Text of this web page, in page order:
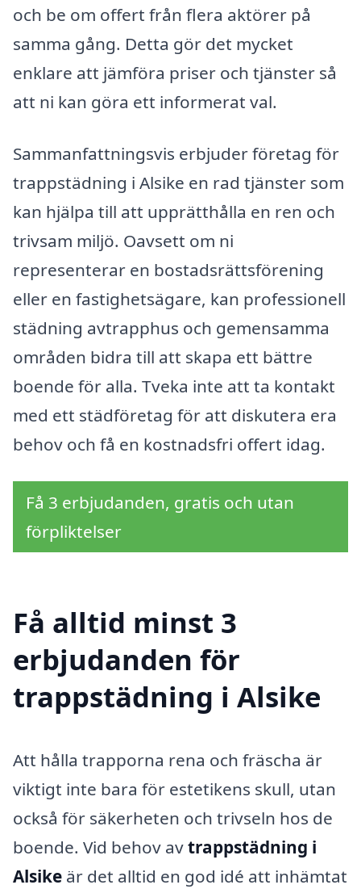
och be om offert från flera aktörer på
samma gång. Detta gör det mycket
enklare att jämföra priser och tjänster så
att ni kan göra ett informerat val.
Sammanfattningsvis erbjuder företag för
trappstädning i Alsike en rad tjänster som
kan hjälpa till att upprätthålla en ren och
trivsam miljö. Oavsett om ni
representerar en bostadsrättsförening
eller en fastighetsägare, kan professionell
städning avtrapphus och gemensamma
områden bidra till att skapa ett bättre
boende för alla. Tveka inte att ta kontakt
med ett städföretag för att diskutera era
behov och få en kostnadsfri offert idag.
Få 3 erbjudanden, gratis och utan
förpliktelser
Få alltid minst 3
erbjudanden för
trappstädning i Alsike
Att hålla trapporna rena och fräscha är
viktigt inte bara för estetikens skull, utan
också för säkerheten och trivseln hos de
boende. Vid behov avtrappstädning i
Alsike är det alltid en god idé att inhämtat